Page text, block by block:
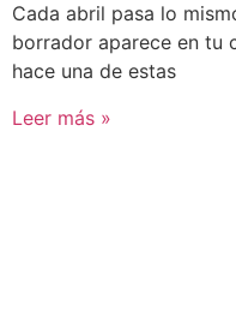
Cada abril pasa lo
borrador aparece en tu
hace una de estas
Leer más »